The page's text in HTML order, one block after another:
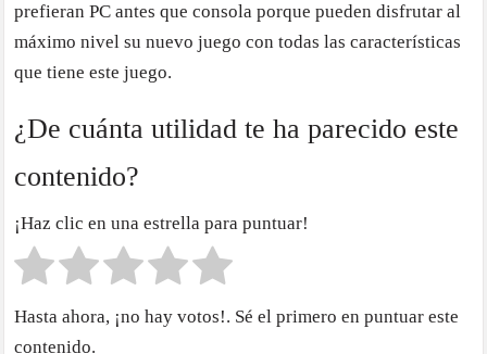
prefieran PC antes que consola porque pueden disfrutar al
máximo nivel su nuevo juego con todas las características
que tiene este juego.
¿De cuánta utilidad te ha parecido este
contenido?
¡Haz clic en una estrella para puntuar!
Hasta ahora, ¡no hay votos!. Sé el primero en puntuar este
contenido.